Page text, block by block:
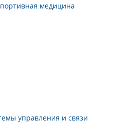
медицина
управления и связи